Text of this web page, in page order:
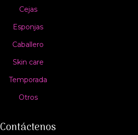
Cejas
Esponjas
Caballero
Skin care
Temporada
Otros
Contáctenos